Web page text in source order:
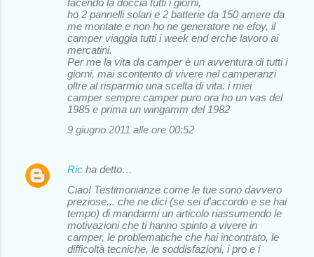
facendo la doccia tutti i giorni,
ho 2 pannelli solari e 2 batterie da 150 amere da
me montate e non ho ne generatore ne efoy, il
camper viaggia tutti i week end erche lavoro ai
mercatini.
Per me la vita da camper è un avventura di tutti i
giorni, mai scontento di vivere nel camperanzi
oltre al risparmio una scelta di vita. i miei
camper sempre camper puro ora ho un vas del
1985 e prima un wingamm del 1982
9 giugno 2011 alle ore 00:52
Ric ha detto…
Ciao! Testimonianze come le tue sono davvero
preziose... che ne dici (se sei d'accordo e se hai
tempo) di mandarmi un articolo riassumendo le
motivazioni che ti hanno spinto a vivere in
camper, le problematiche che hai incontrato, le
difficoltà tecniche, le soddisfazioni, i pro e i